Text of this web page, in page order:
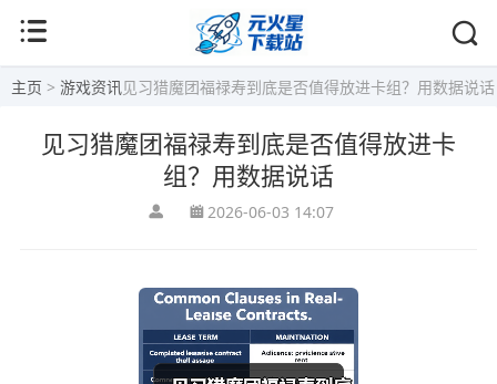
主页 > 游戏资讯见习猎魔团福禄寿到底是否值得放进卡组？用数据说话
见习猎魔团福禄寿到底是否值得放进卡
组？用数据说话
2026-06-03 14:07